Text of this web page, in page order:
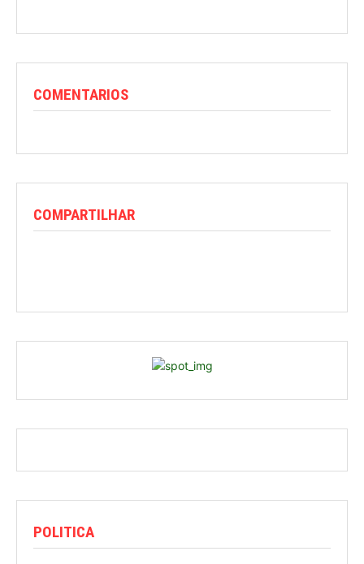
COMENTARIOS
COMPARTILHAR
POLITICA